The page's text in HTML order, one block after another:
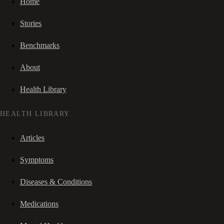
Stories
Benchmarks
About
Health Library
HEALTH LIBRARY
Articles
Symptoms
Diseases & Conditions
Medications